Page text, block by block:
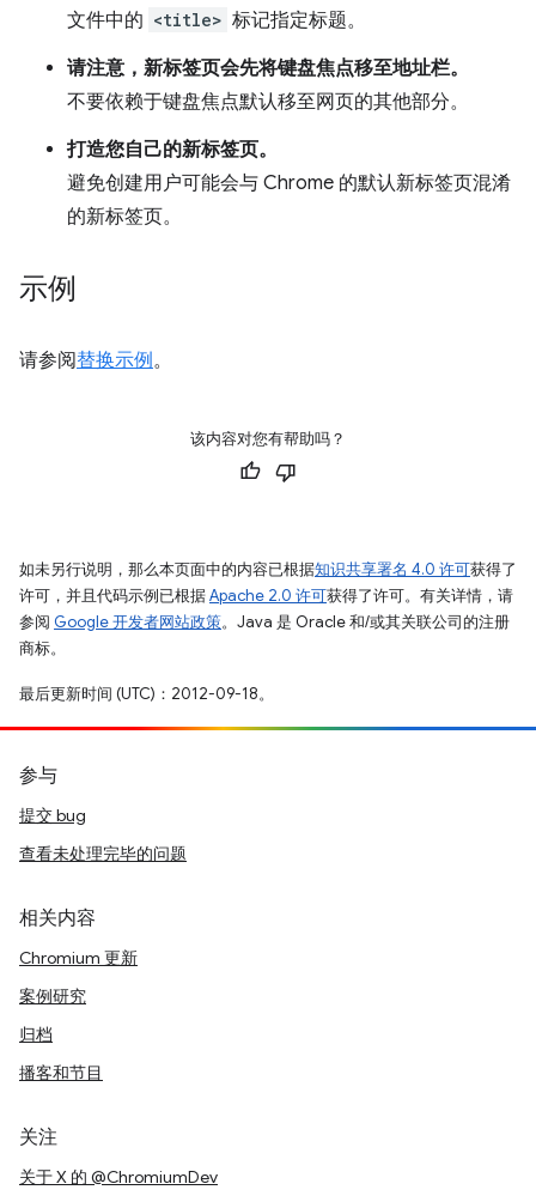
文件中的 <title> 标记指定标题。
请注意，新标签页会先将键盘焦点移至地址栏。
不要依赖于键盘焦点默认移至网页的其他部分。
打造您自己的新标签页。
避免创建用户可能会与 Chrome 的默认新标签页混淆
的新标签页。
示例
请参阅替换示例。
该内容对您有帮助吗？
如未另行说明，那么本页面中的内容已根据知识共享署名 4.0 许可获得了
许可，并且代码示例已根据Apache 2.0 许可获得了许可。有关详情，请
参阅 Google 开发者网站政策。Java 是 Oracle 和/或其关联公司的注册
商标。
最后更新时间 (UTC)：2012-09-18。
参与
提交 bug
查看未处理完毕的问题
相关内容
Chromium 更新
案例研究
归档
播客和节目
关注
关于 X 的 @ChromiumDev